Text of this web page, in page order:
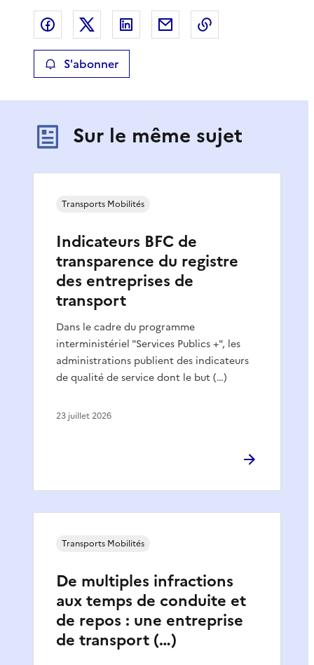
Partager sur Facebook
Partager sur XPartager sur LinkedIn
Partager par email
S'abonner
Sur le même sujet
Indicateurs BFC de
transparence du registre
des entreprises de
transport
Dans le cadre du programme
interministériel "Services Publics +", les
administrations publient des indicateurs
de qualité de service dont le but (…)
Transports Mobilités
23 juillet 2026
De multiples infractions
aux temps de conduite et
de repos : une entreprise
de transport (…)
Transports Mobilités